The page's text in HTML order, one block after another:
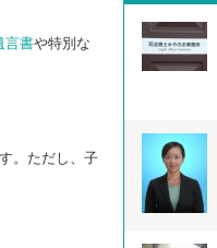
言書や特別な
。ただし、子